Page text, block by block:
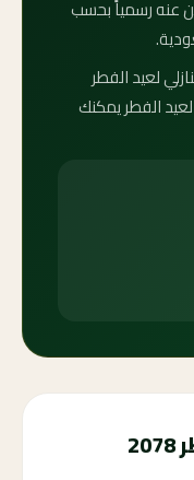
عنه رسمياً بحسب
لعيد الفطر
لعيد الفطر يمكنك